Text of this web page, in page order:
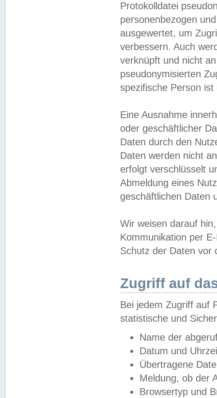
Protokolldatei
personenbezogen
ausgewertet, um
verbessern. Auch
verknüpft und nicht
pseudonymisierten
spezifische Person
Eine Ausnahme
oder geschäftlicher
Daten durch den
Daten werden nicht
erfolgt verschlüsselt
Abmeldung eines
geschäftlichen Daten
Wir weisen darauf
Kommunikation per
Schutz der Daten vor
Zugriff auf
Bei jedem Zugriff auf
statistische und
Name der
Datum und
Übertragene
Meldung, ob der
Browsertyp und